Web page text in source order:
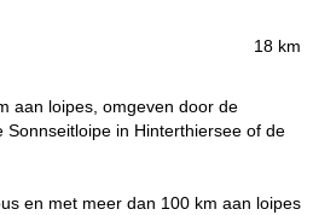
18 km
aan loipes, omgeven door de
in Hinterthiersee of de
en met meer dan 100 km aan loipes